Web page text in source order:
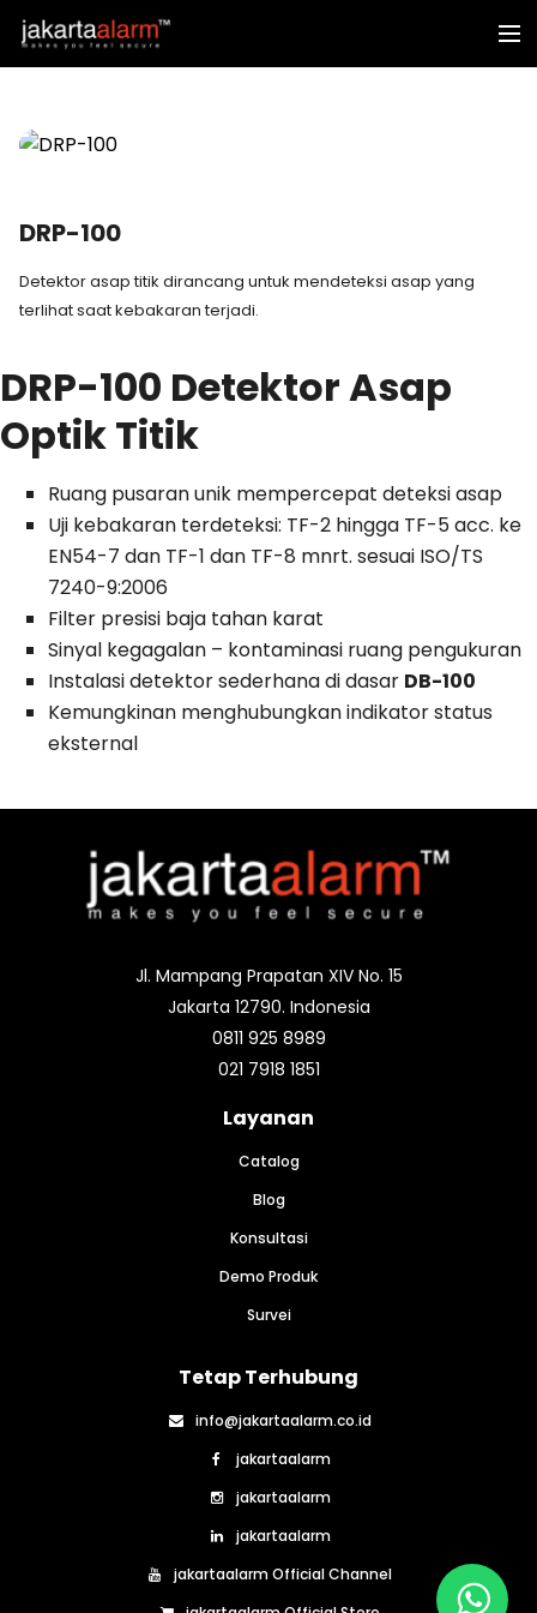
DRP-100
Detektor asap titik dirancang untuk mendeteksi asap yang
terlihat saat kebakaran terjadi.
DRP-100 Detektor Asap
Optik Titik
Ruang pusaran unik mempercepat deteksi asap
Uji kebakaran terdeteksi: TF-2 hingga TF-5 acc. ke
EN54-7 dan TF-1 dan TF-8 mnrt. sesuai ISO/TS
7240-9:2006
Filter presisi baja tahan karat
Sinyal kegagalan – kontaminasi ruang pengukuran
Instalasi detektor sederhana di dasar DB-100
Kemungkinan menghubungkan indikator status
eksternal
Jl. Mampang Prapatan XIV No. 15
Jakarta 12790. Indonesia
0811 925 8989
021 7918 1851
Layanan
Catalog
Blog
Konsultasi
Demo Produk
Survei
Tetap Terhubung
info@jakartaalarm.co.id
jakartaalarm
jakartaalarm
jakartaalarm
jakartaalarm Official Channel